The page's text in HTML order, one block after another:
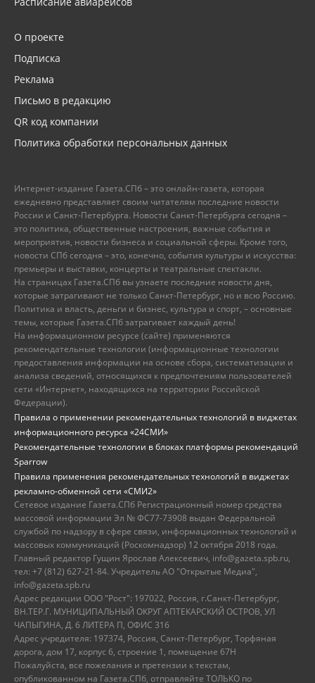
О проекте
Подписка
Реклама
Письмо в редакцию
QR код компании
Политика обработки персональных данных
Интернет-издание Газета.СПб – это онлайн-газета, которая
ежедневно представляет своим читателям последние новости
России и Санкт-Петербурга. Новости Санкт-Петербурга сегодня –
это политика, общественные настроения, важные события и
мероприятия, новости бизнеса и социальной сферы. Кроме того,
новости СПб сегодня – это, конечно, события культуры и искусства:
премьеры и выставки, концерты и театральные спектакли.
На страницах Газета.СПб вы узнаете последние новости дня,
которые затрагивают не только Санкт-Петербург, но и всю Россию.
Политика и власть, деньги и бизнес, культура и спорт, – основные
темы, которые Газета.СПб затрагивает каждый день!
На информационном ресурсе (сайте) применяются
рекомендательные технологии (информационные технологии
предоставления информации на основе сбора, систематизации и
анализа сведений, относящихся к предпочтениям пользователей
сети «Интернет», находящихся на территории Российской
Федерации).
Правила о применении рекомендательных технологий в виджетах
информационного ресурса «24СМИ»
Рекомендательные технологии в блоках платформы рекомендаций
Sparrow
Правила применения рекомендательных технологий в виджетах
рекламно-обменной сети «СМИ2»
Сетевое издание Газета.СПб Регистрационный номер средства
массовой информации Эл № ФС77-73908 выдан Федеральной
службой по надзору в сфере связи, информационных технологий и
массовых коммуникаций (Роскомнадзор) 12 октября 2018 года.
Главный редактор Гущин Ярослав Алексеевич, info@gazeta.spb.ru,
тел: +7 (812) 627-21-84. Учредитель АО "Открытые Медиа",
info@gazeta.spb.ru
Адрес редакции ООО "Рост": 197022, Россия, г.Санкт-Петербург,
ВН.ТЕР.Г. МУНИЦИПАЛЬНЫЙ ОКРУГ АПТЕКАРСКИЙ ОСТРОВ, УЛ
ЧАПЫГИНА, Д. 6 ЛИТЕРА П, ОФИС 316
Адрес учредителя: 197374, Россия, Санкт-Петербург, Торфяная
дорога, дом 17, корпус 6, строение 1, помещение 67Н
Пожалуйста, все пожелания и претензии к текстам,
опубликованном на Газета.СПб, отправляйте ТОЛЬКО по